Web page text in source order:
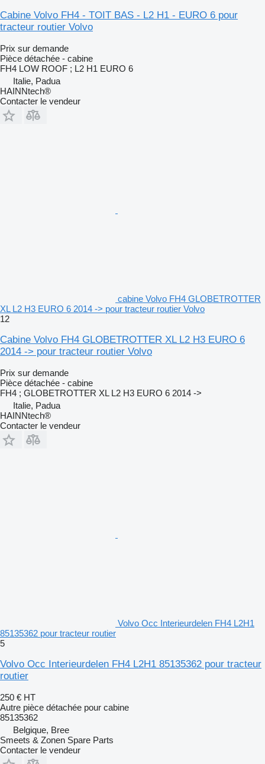
Cabine Volvo FH4 - TOIT BAS - L2 H1 - EURO 6 pour
tracteur routier Volvo
Prix sur demande
Pièce détachée - cabine
FH4 LOW ROOF ; L2 H1 EURO 6
Italie, Padua
HAINNtech®
Contacter le vendeur
cabine Volvo FH4 GLOBETROTTER
XL L2 H3 EURO 6 2014 -> pour tracteur routier Volvo
12
Cabine Volvo FH4 GLOBETROTTER XL L2 H3 EURO 6
2014 -> pour tracteur routier Volvo
Prix sur demande
Pièce détachée - cabine
FH4 ; GLOBETROTTER XL L2 H3 EURO 6 2014 ->
Italie, Padua
HAINNtech®
Contacter le vendeur
Volvo Occ Interieurdelen FH4 L2H1
85135362 pour tracteur routier
5
Volvo Occ Interieurdelen FH4 L2H1 85135362 pour tracteur
routier
250 € HT
Autre pièce détachée pour cabine
85135362
Belgique, Bree
Smeets & Zonen Spare Parts
Contacter le vendeur